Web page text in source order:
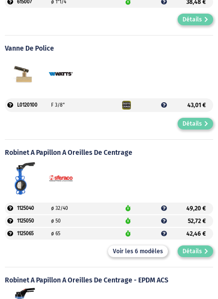
615007 ø 1"1/4 38,48 €
Détails
Vanne De Police
L0120100 F 3/8" 43,01 €
Détails
Robinet À Papillon À Oreilles De Centrage
1125040 ø 32/40 49,20 €
1125050 ø 50 52,72 €
1125065 ø 65 42,46 €
Voir les 6 modèles Détails
Robinet À Papillon À Oreilles De Centrage - EPDM ACS